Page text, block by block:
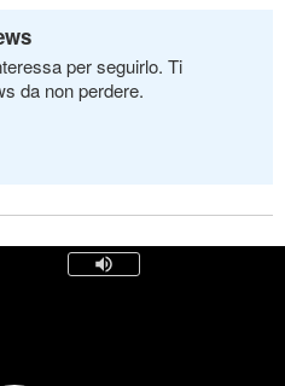
per seguirlo. Ti
da non perdere.